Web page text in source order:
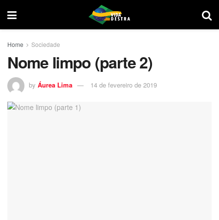
Home Sociedade
Nome limpo (parte 2)
by Áurea Lima 14 de fevereiro de 2019